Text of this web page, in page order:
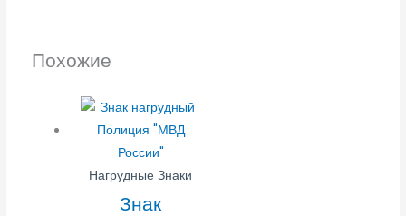
Похожие
Нагрудные Знаки
Знак